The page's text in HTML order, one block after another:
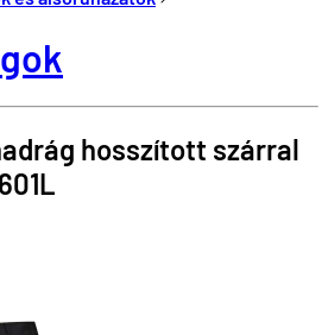
hosszított szárral